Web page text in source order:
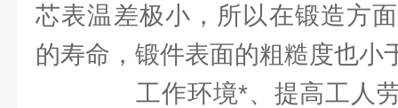
芯表温差极小，所以在锻造方
的寿命，锻件表面的粗糙度也小
工作环境*、提高工人劳